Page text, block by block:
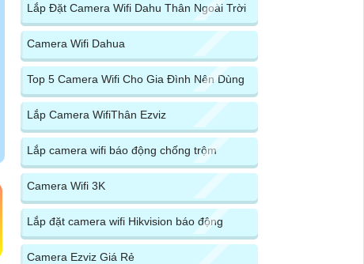
Lắp Đặt Camera Wifi Dahu Thân Ngoài Trời
Camera Wifi Dahua
Top 5 Camera Wifi Cho Gia Đình Nên Dùng
Lắp Camera WifiThân Ezviz
Lắp camera wifi báo động chống trộm
Camera Wifi 3K
Lắp đặt camera wifi Hikvision báo động
Camera Ezviz Giá Rẻ